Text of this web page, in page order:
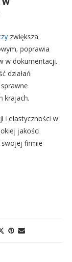
zwiększa
poprawia
w dokumentacji.
działań
krajach.
i elastyczności w
jakości
swojej firmie